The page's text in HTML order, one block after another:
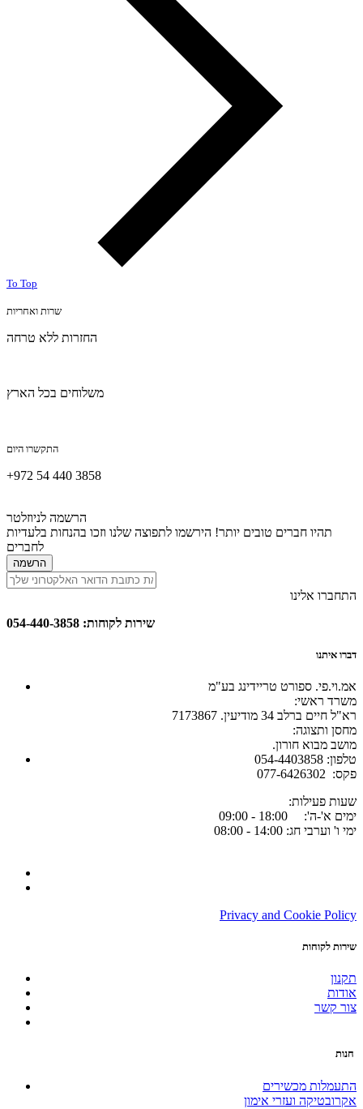
To Top
שרות ואחריות
החזרות ללא טרחה
משלוחים בכל הארץ
התקשרו היום
+972 54 440 3858
הרשמה לניוזלטר
תהיו חברים טובים יותר! הירשמו לתפוצה שלנו וזכו בהנחות בלעדיות
לחברים
הרשמה
התחברו אלינו
שירות לקוחות: 054-440-3858
דברו איתנו
אמ.וי.פי. ספורט טריידינג בע"מ
:משרד ראשי
רא"ל חיים ברלב 34 מודיעין. 7173867
:מחסן ותצוגה
.מושב מבוא חורון
054-4403858 :טלפון
077-6426302 :פקס
:שעות פעילות
ימים א'-ה': 18:00 - 09:00
ימי ו' וערבי חג: 14:00 - 08:00
Privacy and Cookie Policy
שירות לקוחות
תקנון
אודות
צור קשר
התעמלות מכשירים
אקרובטיקה ועזרי אימון